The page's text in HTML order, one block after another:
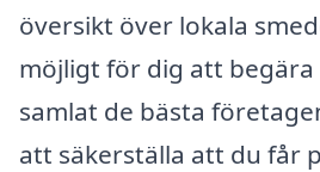
översikt över lokala
möjligt för dig att begära
samlat de bästa
att säkerställa att du får